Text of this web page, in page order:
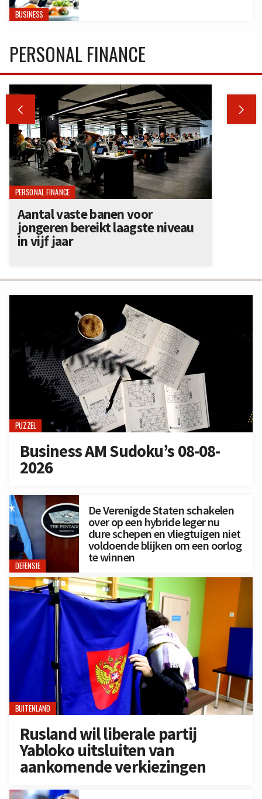
BUSINESS
PUZZEL
Business AM Sudoku’s 08-08-
2026
DEFENSIE
De Verenigde Staten schakelen
over op een hybride leger nu
dure schepen en vliegtuigen niet
voldoende blijken om een oorlog
te winnen
BUITENLAND
Rusland wil liberale partij
Yabloko uitsluiten van
aankomende verkiezingen
PERSONAL FINANCE
 
PERSONAL FINANCE
Aantal vaste banen voor
jongeren bereikt laagste niveau
in vijf jaar